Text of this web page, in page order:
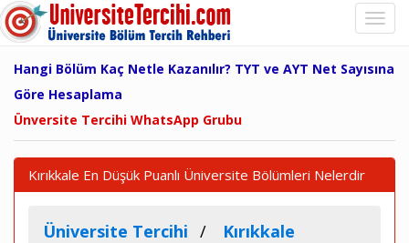
Hangi Bölüm Kaç Netle Kazanılır? TYT ve AYT Net Sayısına
Göre Hesaplama
Ünversite Tercihi WhatsApp Grubu
Kırıkkale En Düşük Puanlı Üniversite Bölümleri Nelerdir
Üniversite Tercihi
Kırıkkale